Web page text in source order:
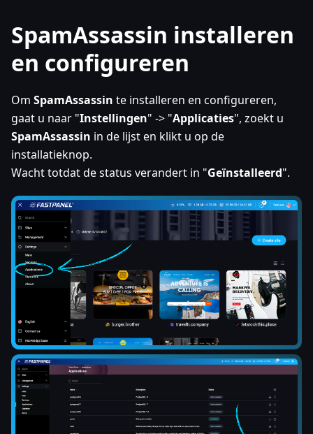
SpamAssassin installeren
en configureren
Om SpamAssassin te installeren en configureren,
gaat u naar "Instellingen" -> "Applicaties", zoekt u
SpamAssassin in de lijst en klikt u op de
installatieknop.
Wacht totdat de status verandert in "Geïnstalleerd".